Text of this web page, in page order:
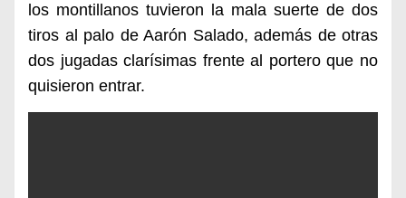
los montillanos tuvieron la mala suerte de dos
tiros al palo de Aarón Salado, además de otras
dos jugadas clarísimas frente al portero que no
quisieron entrar.